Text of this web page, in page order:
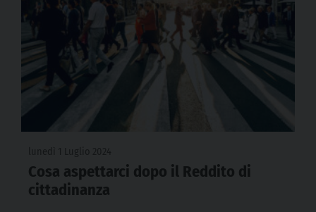
Cosa aspettarci dopo il Reddito di
cittadinanza